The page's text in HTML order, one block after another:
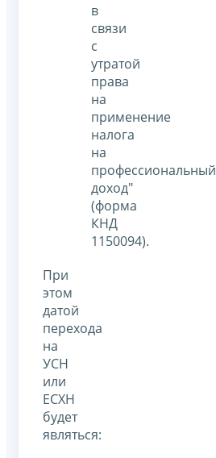
в
связи
с
утратой
права
на
применение
налога
на
профессиональный
доход"
(форма
КНД
1150094).
При
этом
датой
перехода
на
УСН
или
ЕСХН
будет
являться: